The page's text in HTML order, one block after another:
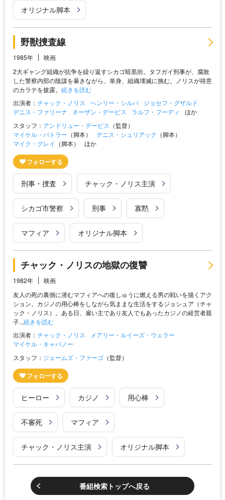
オリジナル脚本
野獣捜査線
1985年
映画
2大ギャング組織が抗争を繰り返すシカゴ暗黒街。タフガイ刑事が、腐敗
した警察内部の陰謀を暴きながら、単身、組織壊滅に挑む。ノリスが得意
のカラテを披露。 続きを読む
出演者： チャック・ノリス ヘンリー・シルバ
ジョセフ・グザルド
デニス・ファリーナ
ネーザン・デービス ラルフ・フーディ
ほか
スタッフ： アンドリュー・デービス （監督）
マイケル・バトラー （脚本） デニス・シュリアック （脚本）
マイク・グレイ （脚本） ほか
刑事・捜査 チャック・ノリス主演
シカゴ市警察 刑事 寡黙
マフィア オリジナル脚本
チャック・ノリスの地獄の復讐
1982年
映画
友人の死の裏側に潜むマフィアへの復しゅうに燃える男の戦いを描くアク
ション。カジノの用心棒をしながら気ままな生活をするジョシュア（チャ
ック・ノリス）。ある日、雇い主であり友人でもあったカジノの経営者親
子...続きを読む
出演者： チャック・ノリス
メアリー・ルイーズ・ウェラー
マイケル・キャバノー
スタッフ： ジェームズ・ファーゴ （監督）
ヒーロー カジノ 用心棒
不審死 マフィア
チャック・ノリス主演 オリジナル脚本
番組検索トップへ戻る